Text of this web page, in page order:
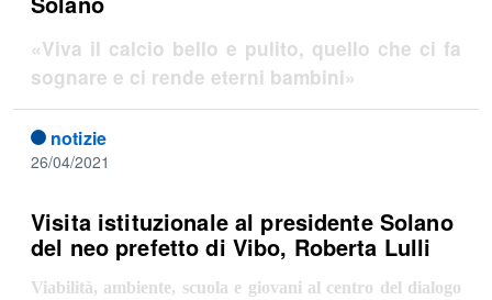
«Viva il calcio bello e pulito, quello che ci fa
sognare e ci rende eterni bambini»
notizie
26/04/2021
Visita istituzionale al presidente Solano
del neo prefetto di Vibo, Roberta Lulli
Viabilità, ambiente, scuola e giovani al centro del dialogo